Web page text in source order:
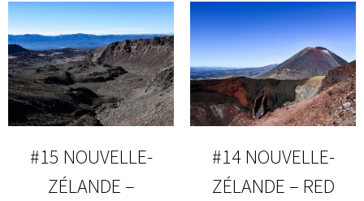
#15 NOUVELLE-
ZÉLANDE –
#14 NOUVELLE-
ZÉLANDE – RED